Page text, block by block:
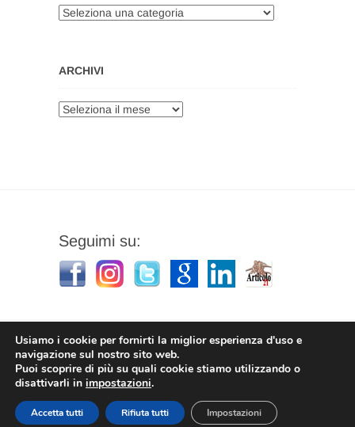
Categorie
ARCHIVI
Archivi
Seguimi su:
Stefano Corradino |Privacy Policy | © 2026
Usiamo i cookie per fornirti la miglior esperienza d'uso e
navigazione sul nostro sito web.
Puoi scoprire di più su quali cookie stiamo utilizzando o
disattivarli in impostazioni.
Accetta tutti Rifiuta tutti Impostazioni